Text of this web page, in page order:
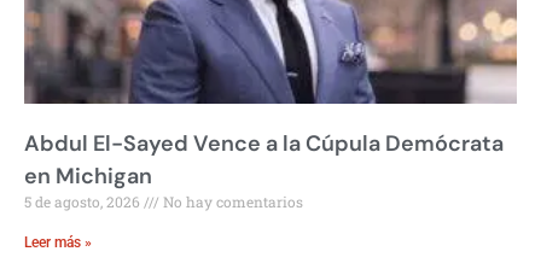
Abdul El-Sayed Vence a la Cúpula Demócrata
en Michigan
5 de agosto, 2026 No hay comentarios
Leer más »